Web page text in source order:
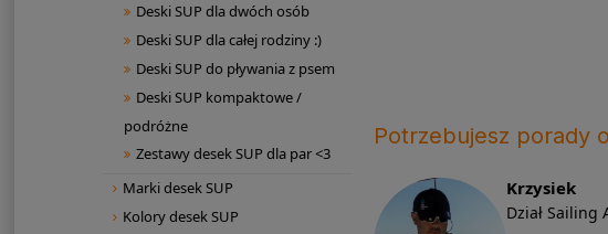
Deski SUP dla dwóch osób
Deski SUP dla całej rodziny :)
Deski SUP do pływania z psem
Deski SUP kompaktowe /
podróżne
Zestawy desek SUP dla par <3
Marki desek SUP
Kolory desek SUP
Potrzebujesz porady
Krzysiek
Dział Sailing